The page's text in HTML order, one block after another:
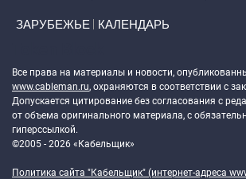
ЗАРУБЕЖЬЕ КАЛЕНДАРЬ
Все права на материалы и новости,
www.cableman.ru, охраняются в соответствии с
Допускается цитирование без согласования с
от объема оригинального материала, с
гиперссылкой.
©2005 - 2026 «Кабельщик»
Политика сайта "Кабельщик" (интернет-адреса